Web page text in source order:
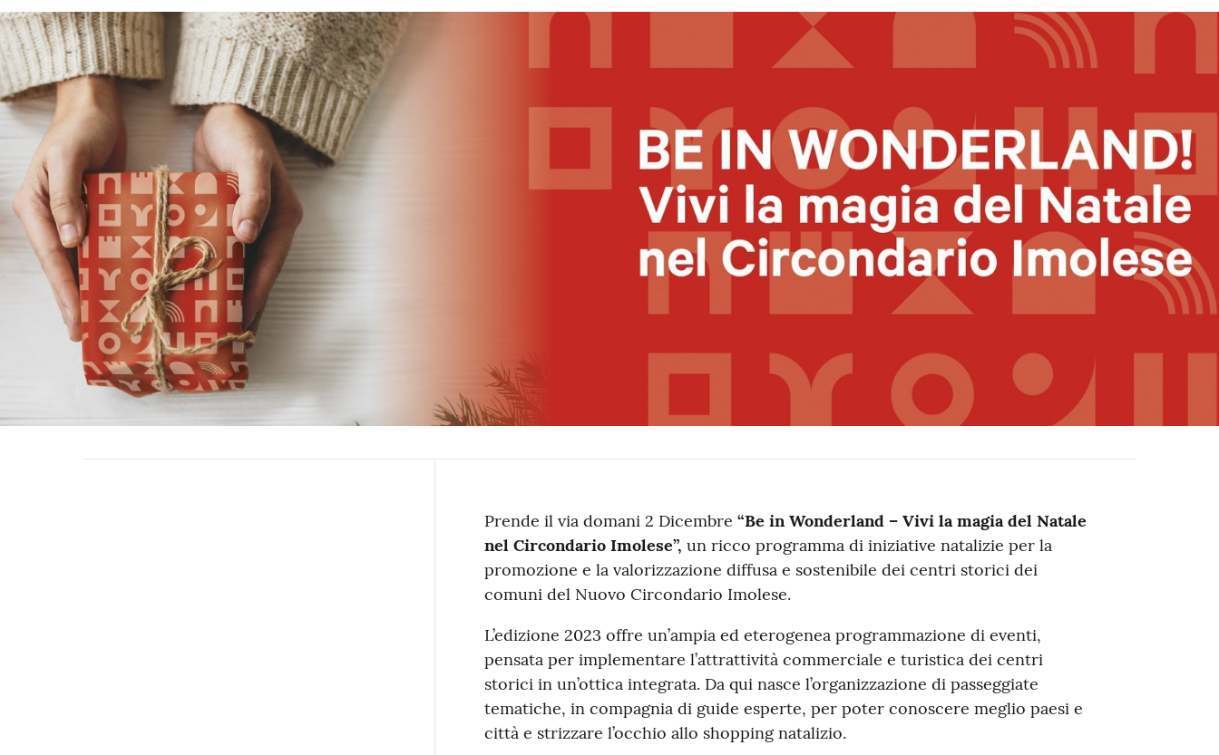
Contenuto
Prende il via domani 2 Dicembre “Be in Wonderland – Vivi la magia del Natale
nel Circondario Imolese”, un ricco programma di iniziative natalizie per la
promozione e la valorizzazione diffusa e sostenibile dei centri storici dei
comuni del Nuovo Circondario Imolese.
L’edizione 2023 offre un’ampia ed eterogenea programmazione di eventi,
pensata per implementare l’attrattività commerciale e turistica dei centri
storici in un’ottica integrata. Da qui nasce l’organizzazione di passeggiate
tematiche, in compagnia di guide esperte, per poter conoscere meglio paesi e
città e strizzare l’occhio allo shopping natalizio.